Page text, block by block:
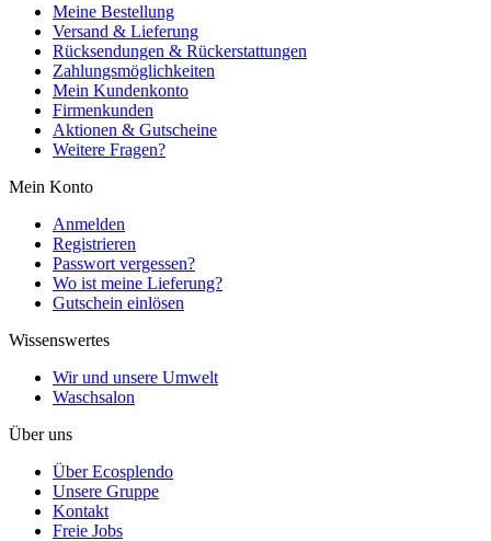
Meine Bestellung
Versand & Lieferung
Rücksendungen & Rückerstattungen
Zahlungsmöglichkeiten
Mein Kundenkonto
Firmenkunden
Aktionen & Gutscheine
Weitere Fragen?
Mein Konto
Anmelden
Registrieren
Passwort vergessen?
Wo ist meine Lieferung?
Gutschein einlösen
Wissenswertes
Wir und unsere Umwelt
Waschsalon
Über uns
Über Ecosplendo
Unsere Gruppe
Kontakt
Freie Jobs